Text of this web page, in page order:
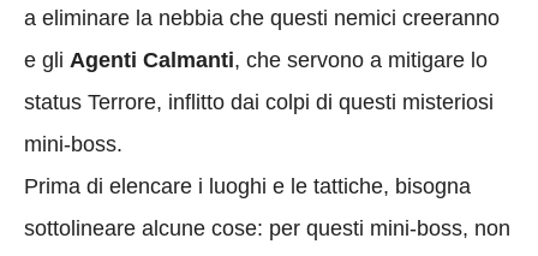
a eliminare la nebbia che questi nemici creeranno
e gli Agenti Calmanti, che servono a mitigare lo
status Terrore, inflitto dai colpi di questi misteriosi
mini-boss.
Prima di elencare i luoghi e le tattiche, bisogna
sottolineare alcune cose: per questi mini-boss, non